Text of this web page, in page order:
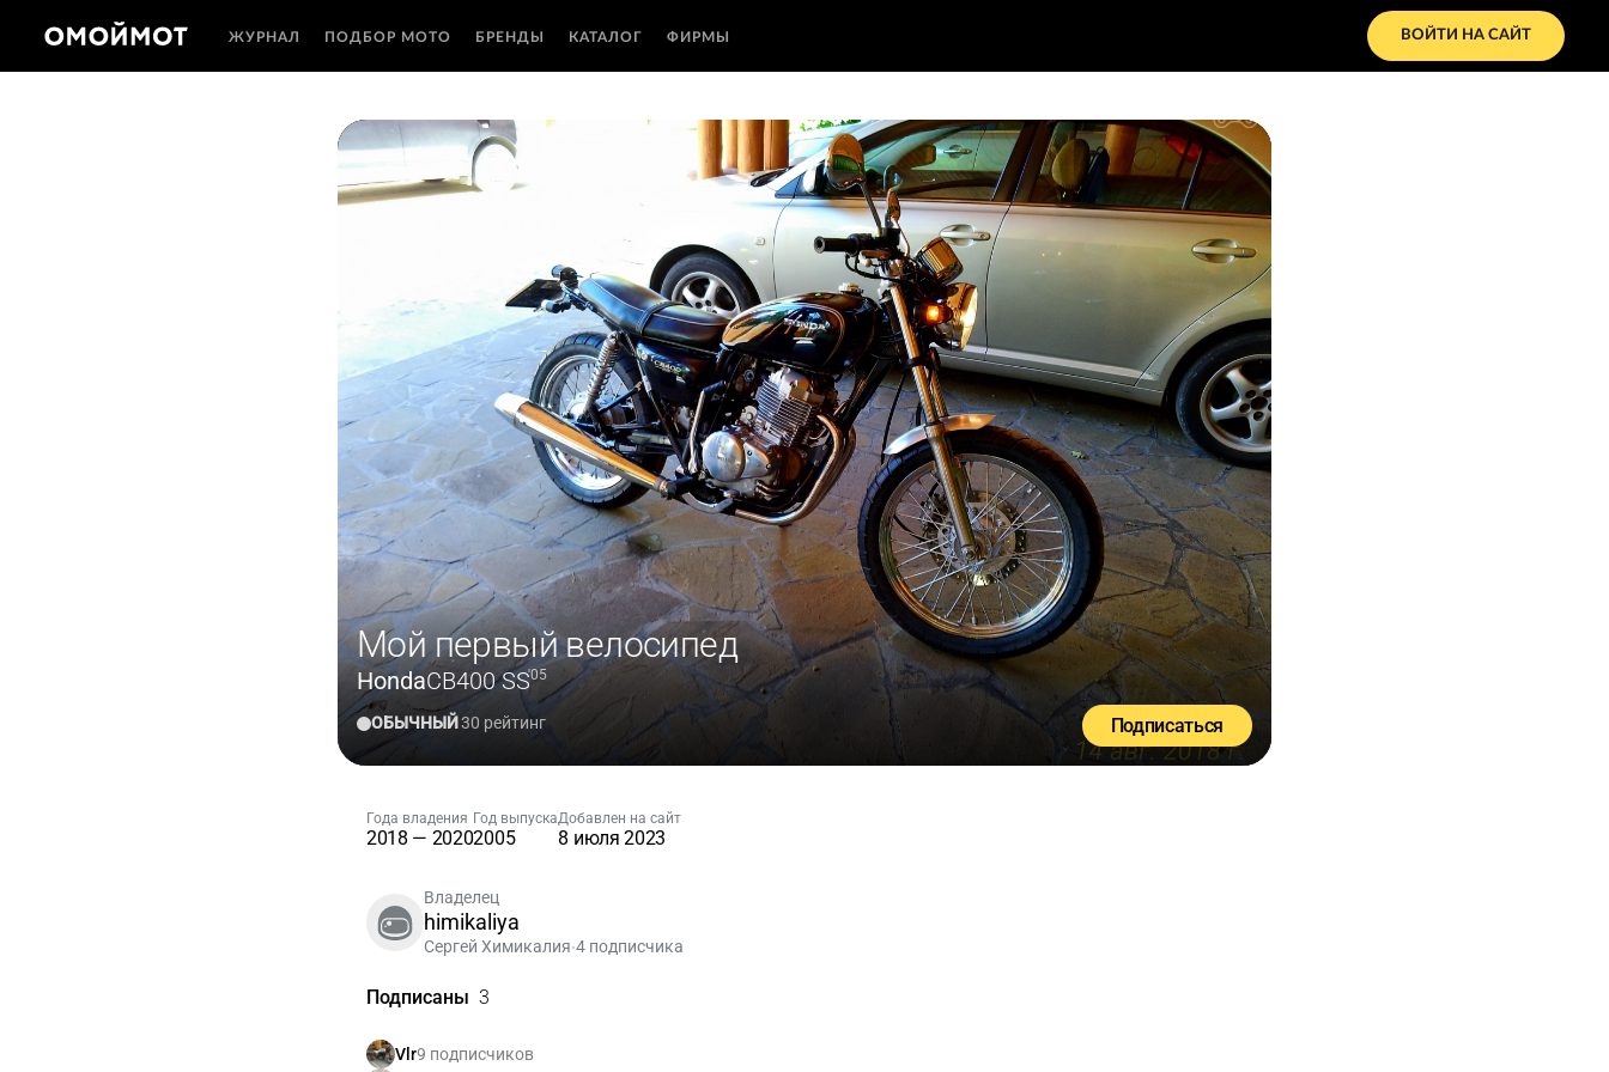
ЖУРНАЛ ПОДБОР МОТО БРЕНДЫ КАТАЛОГ ФИРМЫ ВОЙТИ НА САЙТ
Мой первый велосипед
HondaCB400 SS'05
ОБЫЧНЫЙ30 рейтинг Подписаться
Года владения
2018 — 2020
Год выпуска
2005
Добавлен на сайт
8 июля 2023
Владелец
himikaliya
Сергей Химикалия•4 подписчика
Подписаны 3
Vlr9 подписчиков